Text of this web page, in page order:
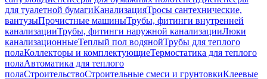
для туалетной бумагиКанализацияТросы сантехнические,
вантузыПрочистные машиныТрубы, фитинги внутренней
канализацииТрубы, фитинги наружной канализацииЛюки
канализационныеТеплый пол водянойТрубы для теплого
полаКоллекторы и комплектующиеТермостатика для теплого
полаАвтоматика для теплого
полаСтроительствоСтроительные смеси и грунтовкиКлеевые